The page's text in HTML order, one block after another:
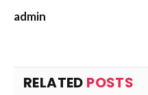
admin
RELATED POSTS